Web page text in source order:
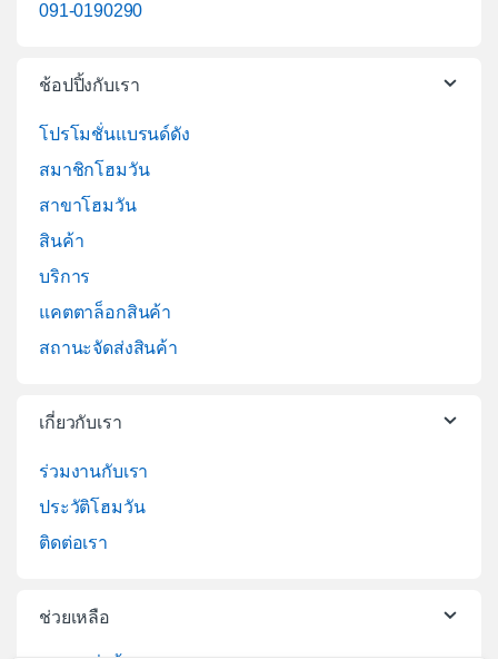
091-0190290
ช้อปปิ้งกับเรา
โปรโมชั่นแบรนด์ดัง
สมาชิกโฮมวัน
สาขาโฮมวัน
สินค้า
บริการ
แคตตาล็อกสินค้า
สถานะจัดส่งสินค้า
เกี่ยวกับเรา
ร่วมงานกับเรา
ประวัติโฮมวัน
ติดต่อเรา
ช่วยเหลือ